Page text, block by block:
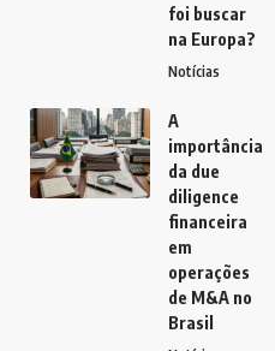
foi buscar
na Europa?
Notícias
A
importância
da due
diligence
financeira
em
operações
de M&A no
Brasil